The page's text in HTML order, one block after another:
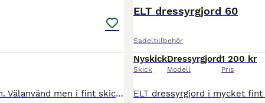
Svart sadelgjord med magplatta, 120 cm. Välanvänd men i fint skick. Säljer eftersom att den inte längre kommer till användning.
ELT dressyrgjord 60
Sadeltillbehör
Nyskick
Skick
Dressyrgjord
Modell
1 200 kr
Pris